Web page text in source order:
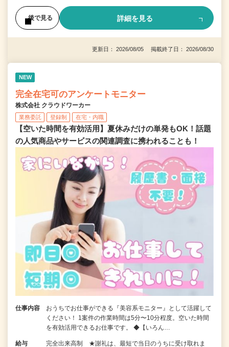
後で見る 詳細を見る
更新日： 2026/08/05 掲載終了日： 2026/08/30
NEW
完全在宅可のアンケートモニター
株式会社 クラウドワーカー
業務委託 登録制 在宅・内職
【空いた時間を有効活用】夏休みだけの単発もOK！話題
の人気商品やサービスの関連調査に携われることも！
仕事内容
おうちでお仕事ができる『美容系モニター』として活躍して
ください！ 1案件の作業時間は5分〜10分程度。空いた時間
を有効活用できるお仕事です。 ◆【いろん…
給与 完全出来高制 ★謝礼は、最短で当日のうちに受け取れま